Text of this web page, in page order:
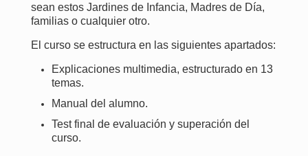
sean estos Jardines de Infancia, Madres de Día,
familias o cualquier otro.
El curso se estructura en las siguientes apartados:
Explicaciones multimedia, estructurado en 13
temas.
Manual del alumno.
Test final de evaluación y superación del
curso.